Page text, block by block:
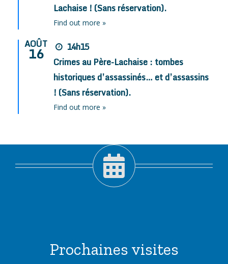
Lachaise ! (Sans réservation).
Find out more »
AOÛT
16
14h15
Crimes au Père-Lachaise : tombes
historiques d’assassinés… et d’assassins
! (Sans réservation).
Find out more »
Prochaines visites